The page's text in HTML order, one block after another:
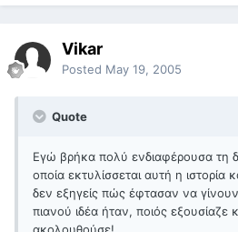
Vikar
Posted May 19, 2005
Quote
Εγώ βρήκα πολύ ενδιαφέρουσα τη
οποία εκτυλίσσεται αυτή η
δεν εξηγείς πώς έφτασαν να
πιανού ιδέα ήταν, ποιός εξουσίαζε